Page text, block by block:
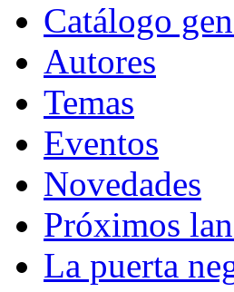
Catálogo
Autores
Temas
Eventos
Novedades
Próximos
La puerta